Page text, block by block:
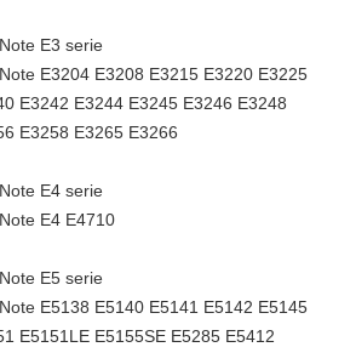
E3 serie
E3204 E3208 E3215 E3220 E3225
E3242 E3244 E3245 E3246 E3248
E3258 E3265 E3266
E4 serie
E4 E4710
E5 serie
E5138 E5140 E5141 E5142 E5145
E5151LE E5155SE E5285 E5412